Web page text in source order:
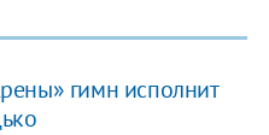
гимн исполнит